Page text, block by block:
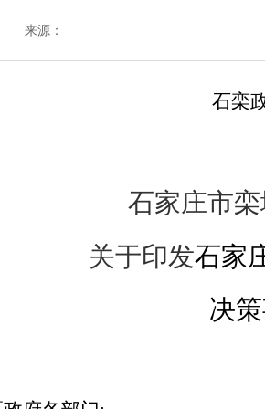
来源：
石栾
石家庄市
关于印发石家
决